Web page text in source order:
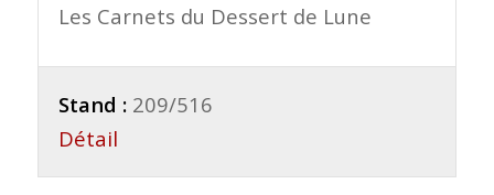
Les Carnets du Dessert de Lune
Stand : 209/516
Détail